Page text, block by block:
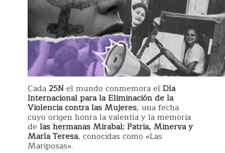
Cada 25Nel mundo conmemora el Día
Internacional para la Eliminación de la
Violencia contra las Mujeres, una fecha
cuyo origen honra la valentía y la memoria
de las hermanas Mirabal: Patria, Minerva y
María Teresa, conocidas como «Las
Mariposas».